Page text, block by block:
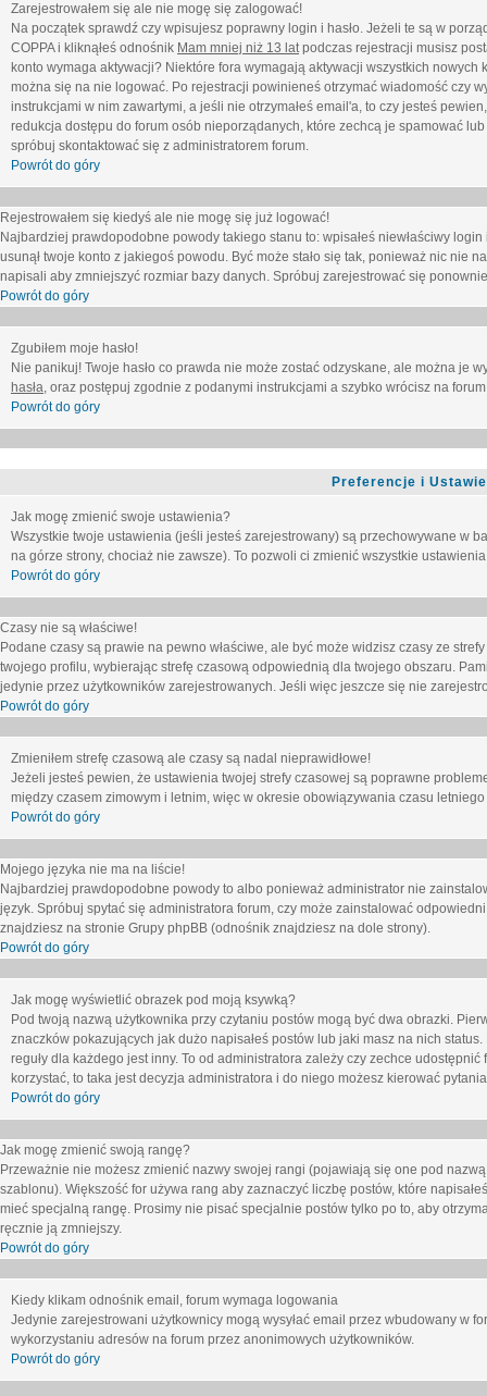
Zarejestrowałem się ale nie mogę się zalogować!
Na początek sprawdź czy wpisujesz poprawny login i hasło. Jeżeli te są w
COPPA i kliknąłeś odnośnik Mam mniej niż 13 latpodczas rejestracji musisz
konto wymaga aktywacji? Niektóre fora wymagają aktywacji wszystkich
można się na nie logować. Po rejestracji powinieneś otrzymać wiadomość czy
instrukcjami w nim zawartymi, a jeśli nie otrzymałeś email'a, to czy jesteś
redukcja dostępu do forum osób nieporządanych, które zechcą je spamować
spróbuj skontaktować się z administratorem forum.
Powrót do góry
Rejestrowałem się kiedyś ale nie mogę się już logować!
Najbardziej prawdopodobne powody takiego stanu to: wpisałeś niewłaściwy
usunął twoje konto z jakiegoś powodu. Być może stało się tak, ponieważ nic nie
napisali aby zmniejszyć rozmiar bazy danych. Spróbuj zarejestrować się
Powrót do góry
Zgubiłem moje hasło!
Nie panikuj! Twoje hasło co prawda nie może zostać odzyskane, ale można je
hasła, oraz postępuj zgodnie z podanymi instrukcjami a szybko wrócisz na forum
Powrót do góry
Preferencje i
Jak mogę zmienić swoje ustawienia?
Wszystkie twoje ustawienia (jeśli jesteś zarejestrowany) są przechowywane w
na górze strony, chociaż nie zawsze). To pozwoli ci zmienić wszystkie
Powrót do góry
Czasy nie są właściwe!
Podane czasy są prawie na pewno właściwe, ale być może widzisz czasy ze
twojego profilu, wybierając strefę czasową odpowiednią dla twojego obszaru.
jedynie przez użytkowników zarejestrowanych. Jeśli więc jeszcze się nie
Powrót do góry
Zmieniłem strefę czasową ale czasy są nadal nieprawidłowe!
Jeżeli jesteś pewien, że ustawienia twojej strefy czasowej są poprawne
między czasem zimowym i letnim, więc w okresie obowiązywania czasu
Powrót do góry
Mojego języka nie ma na liście!
Najbardziej prawdopodobne powody to albo ponieważ administrator nie
język. Spróbuj spytać się administratora forum, czy może zainstalować
znajdziesz na stronie Grupy phpBB (odnośnik znajdziesz na dole strony).
Powrót do góry
Jak mogę wyświetlić obrazek pod moją ksywką?
Pod twoją nazwą użytkownika przy czytaniu postów mogą być dwa obrazki.
znaczków pokazujących jak dużo napisałeś postów lub jaki masz na nich
reguły dla każdego jest inny. To od administratora zależy czy zechce
korzystać, to taka jest decyzja administratora i do niego możesz kierować
Powrót do góry
Jak mogę zmienić swoją rangę?
Przeważnie nie możesz zmienić nazwy swojej rangi (pojawiają się one pod
szablonu). Większość for używa rang aby zaznaczyć liczbę postów, które
mieć specjalną rangę. Prosimy nie pisać specjalnie postów tylko po to, aby
ręcznie ją zmniejszy.
Powrót do góry
Kiedy klikam odnośnik email, forum wymaga logowania
Jedynie zarejestrowani użytkownicy mogą wysyłać email przez wbudowany w
wykorzystaniu adresów na forum przez anonimowych użytkowników.
Powrót do góry